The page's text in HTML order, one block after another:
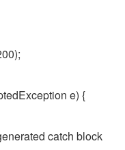
e) {
catch block